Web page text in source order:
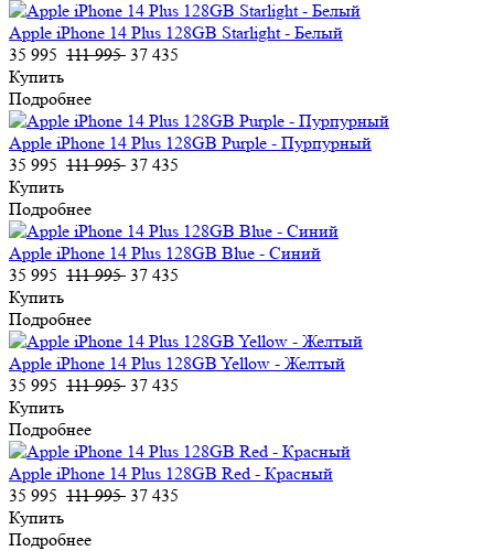
Apple iPhone 14 Plus 128GB Starlight - Белый
35 995 111 995 37 435
Купить
Подробнее
Apple iPhone 14 Plus 128GB Purple - Пурпурный
35 995 111 995 37 435
Купить
Подробнее
Apple iPhone 14 Plus 128GB Blue - Синий
35 995 111 995 37 435
Купить
Подробнее
Apple iPhone 14 Plus 128GB Yellow - Желтый
35 995 111 995 37 435
Купить
Подробнее
Apple iPhone 14 Plus 128GB Red - Красный
35 995 111 995 37 435
Купить
Подробнее